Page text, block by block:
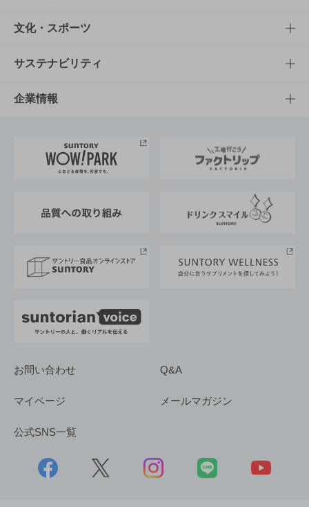
商品一覧
商品発売情報
栄養成分一覧
知る・楽しむTOP
キャンペーン
工場見学
地域情報
文化・スポーツ
文化・スポーツTOP
サントリーホール
サントリーサンバーズ大阪
サステナビリティ
サステナビリティTOP
サントリーが考えるサステナビリティ経営
企業情報
企業概要
採用情報
お問い合わせ Q&A
マイページ メールマガジン
公式SNS一覧